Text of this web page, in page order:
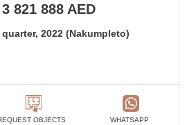
821 888 AED
quarter, 2022 (Nakumpleto)
OBJECTS WHATSAPP